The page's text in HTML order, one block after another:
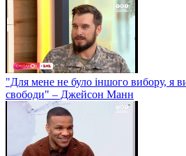
"Для мене не було іншого вибору, я
свободи" – Джейсон Манн